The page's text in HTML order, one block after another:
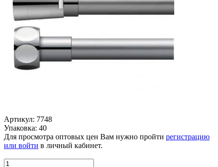
Артикул: 7748
Упаковка: 40
Для просмотра оптовых цен Вам нужно пройти регистрацию
или войти в личный кабинет.